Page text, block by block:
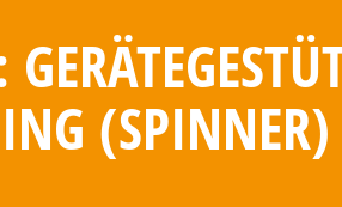
(SPINNER)